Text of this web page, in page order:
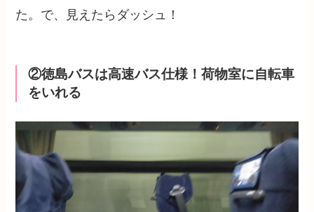
た。で、見えたらダッシュ！
②徳島バスは高速バス仕様！荷物室に自転車
をいれる